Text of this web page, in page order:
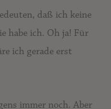
daß ich keine
habe ich. Oh ja! Für
ich gerade erst
immer noch. Aber